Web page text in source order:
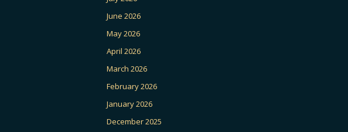
June 2026
May 2026
April 2026
March 2026
February 2026
January 2026
December 2025